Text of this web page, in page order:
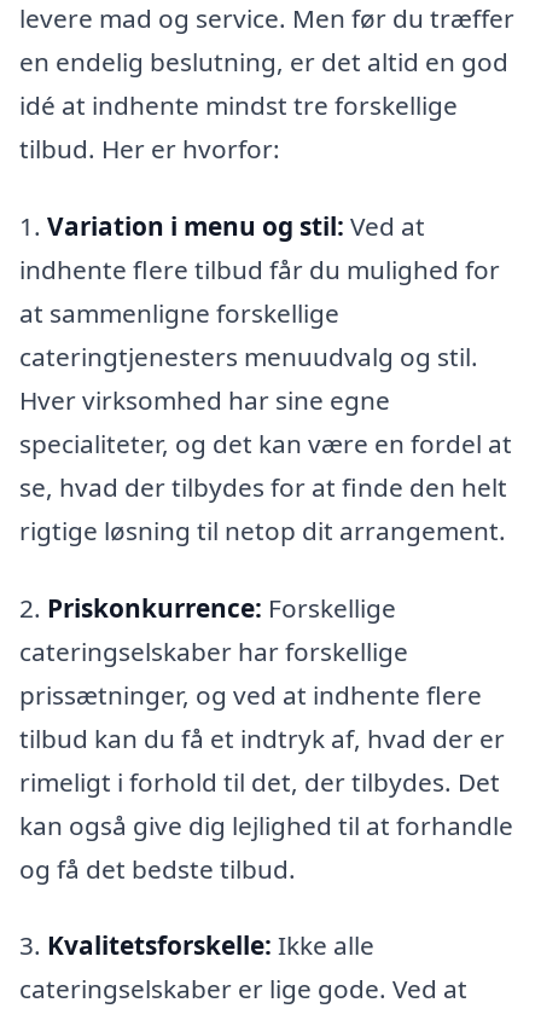
levere mad og service. Men før du træffer
en endelig beslutning, er det altid en god
idé at indhente mindst tre forskellige
tilbud. Her er hvorfor:
1. Variation i menu og stil: Ved at
indhente flere tilbud får du mulighed for
at sammenligne forskellige
cateringtjenesters menuudvalg og stil.
Hver virksomhed har sine egne
specialiteter, og det kan være en fordel at
se, hvad der tilbydes for at finde den helt
rigtige løsning til netop dit arrangement.
2. Priskonkurrence: Forskellige
cateringselskaber har forskellige
prissætninger, og ved at indhente flere
tilbud kan du få et indtryk af, hvad der er
rimeligt i forhold til det, der tilbydes. Det
kan også give dig lejlighed til at forhandle
og få det bedste tilbud.
3. Kvalitetsforskelle: Ikke alle
cateringselskaber er lige gode. Ved at